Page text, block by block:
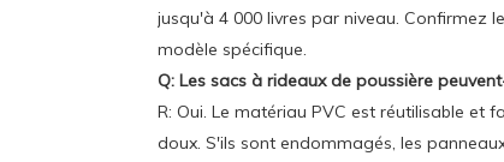
jusqu'à 4 000 livres par niveau. Confirmez
modèle spécifique.
Q: Les sacs à rideaux de poussière
R: Oui. Le matériau PVC est réutilisable et
doux. S'ils sont endommagés, les